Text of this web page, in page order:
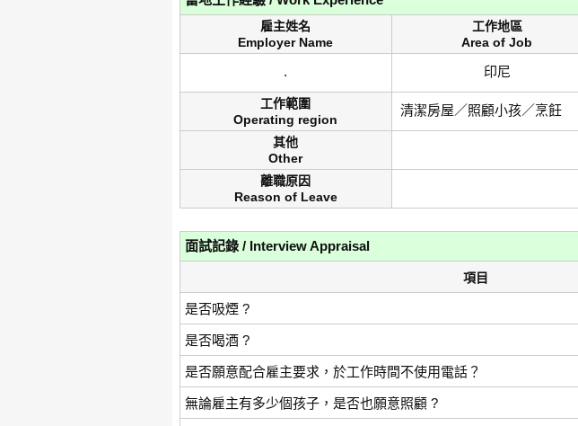
雇主姓名
Employer Name
工作地區
Area of Job
. 印尼
工作範圍
Operating region
清潔房屋／照顧小孩／烹飪
其他
Other
離職原因
Reason of Leave
面試記錄 / Interview Appraisal
項目
是否吸煙 ?
是否喝酒 ?
是否願意配合雇主要求，於工作時間不使用電話？
無論雇主有多少個孩子，是否也願意照顧 ?